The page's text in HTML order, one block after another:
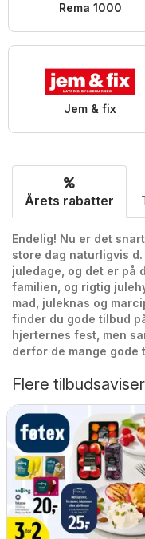
Rema 1000
Jem & fix
Årets rabatter
Endelig! Nu er det
store dag naturligvis
juledage, og det er på
familien, og rigtig
mad, juleknas og
finder du gode tilbud
hjerternes fest, men
derfor de mange gode
Flere tilbudsaviser